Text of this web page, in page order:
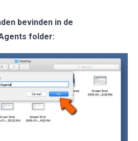
bevinden in de
folder: